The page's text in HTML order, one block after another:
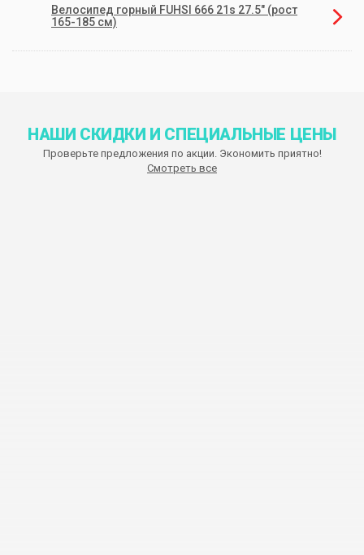
Велосипед горный FUHSI 666 21s 27.5" (рост
165-185 см)
НАШИ СКИДКИ И СПЕЦИАЛЬНЫЕ ЦЕНЫ
Проверьте предложения по акции. Экономить приятно!
Смотреть все